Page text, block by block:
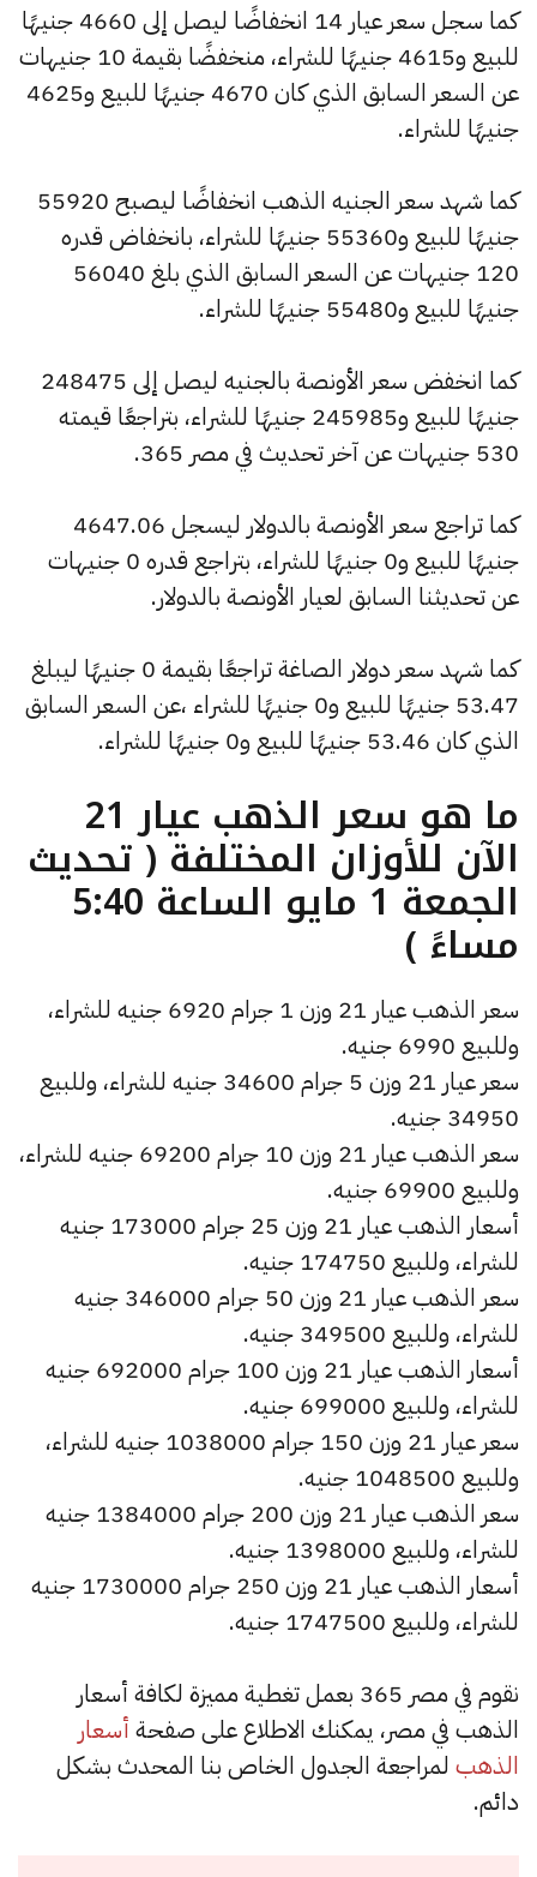
كما سجل سعر عيار 14 انخفاضًا ليصل إلى 4660 جنيهًا
للبيع و4615 جنيهًا للشراء، منخفضًا بقيمة 10 جنيهات
عن السعر السابق الذي كان 4670 جنيهًا للبيع و4625
جنيهًا للشراء.
كما شهد سعر الجنيه الذهب انخفاضًا ليصبح 55920
جنيهًا للبيع و55360 جنيهًا للشراء، بانخفاض قدره
120 جنيهات عن السعر السابق الذي بلغ 56040
جنيهًا للبيع و55480 جنيهًا للشراء.
كما انخفض سعر الأونصة بالجنيه ليصل إلى 248475
جنيهًا للبيع و245985 جنيهًا للشراء، بتراجعًا قيمته
530 جنيهات عن آخر تحديث في مصر 365.
كما تراجع سعر الأونصة بالدولار ليسجل 4647.06
جنيهًا للبيع و0 جنيهًا للشراء، بتراجع قدره 0 جنيهات
عن تحديثنا السابق لعيار الأونصة بالدولار.
كما شهد سعر دولار الصاغة تراجعًا بقيمة 0 جنيهًا ليبلغ
53.47 جنيهًا للبيع و0 جنيهًا للشراء ،عن السعر السابق
الذي كان 53.46 جنيهًا للبيع و0 جنيهًا للشراء.
ما هو سعر الذهب عيار 21
الآن للأوزان المختلفة ( تحديث
الجمعة 1 مايو الساعة 5:40
مساءً )
سعر الذهب عيار 21 وزن 1 جرام 6920 جنيه للشراء،
وللبيع 6990 جنيه.
سعر عيار 21 وزن 5 جرام 34600 جنيه للشراء، وللبيع
34950 جنيه.
سعر الذهب عيار 21 وزن 10 جرام 69200 جنيه للشراء،
وللبيع 69900 جنيه.
أسعار الذهب عيار 21 وزن 25 جرام 173000 جنيه
للشراء، وللبيع 174750 جنيه.
سعر الذهب عيار 21 وزن 50 جرام 346000 جنيه
للشراء، وللبيع 349500 جنيه.
أسعار الذهب عيار 21 وزن 100 جرام 692000 جنيه
للشراء، وللبيع 699000 جنيه.
سعر عيار 21 وزن 150 جرام 1038000 جنيه للشراء،
وللبيع 1048500 جنيه.
سعر الذهب عيار 21 وزن 200 جرام 1384000 جنيه
للشراء، وللبيع 1398000 جنيه.
أسعار الذهب عيار 21 وزن 250 جرام 1730000 جنيه
للشراء، وللبيع 1747500 جنيه.
نقوم في مصر 365 بعمل تغطية مميزة لكافة أسعار
الذهب في مصر، يمكنك الاطلاع على صفحة أسعار
الذهب لمراجعة الجدول الخاص بنا المحدث بشكل
دائم.